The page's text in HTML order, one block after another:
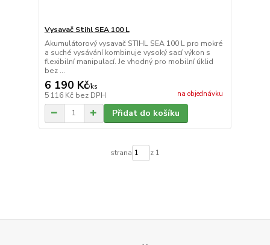
Vysavač Stihl SEA 100 L
Akumulátorový vysavač STIHL SEA 100 L pro mokré
a suché vysávání kombinuje vysoký sací výkon s
flexibilní manipulací. Je vhodný pro mobilní úklid
bez ...
6 190 Kč/ks
5 116 Kč bez DPH na objednávku
Přidat do košíku
strana z 1